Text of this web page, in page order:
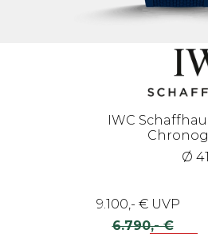
IWC
Ø
9.100,- €UVP
6.790,- €